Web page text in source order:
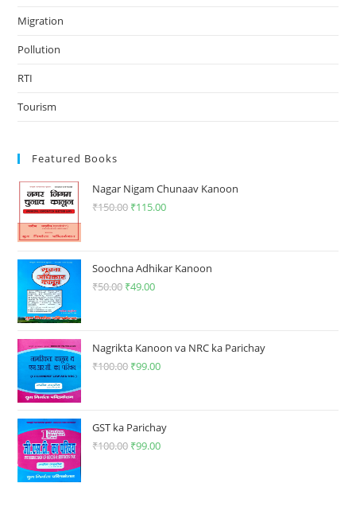
Migration
Pollution
RTI
Tourism
Featured Books
Nagar Nigam Chunaav Kanoon
₹150.00 Original
₹150.00.
₹115.00Current
₹115.00.
Soochna Adhikar Kanoon
₹50.00 Original
₹50.00.
₹49.00Current
₹49.00.
Nagrikta Kanoon va NRC ka Parichay
₹100.00 Original
₹100.00.
₹99.00Current
₹99.00.
GST ka Parichay
₹100.00 Original
₹99.00Current